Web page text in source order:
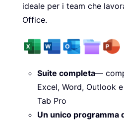
ideale per i team che
Office.
Suite completa—
Excel, Word, Outlook
Tab Pro
Un unico programma